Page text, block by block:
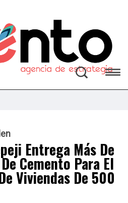
Entrega Más De
Cemento Para El
Viviendas De 500